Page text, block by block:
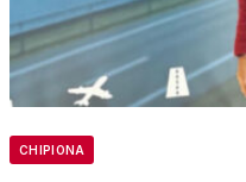
CHIPIONA